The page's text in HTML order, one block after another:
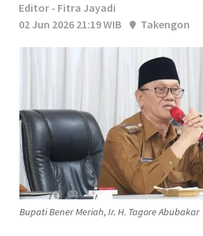
Editor - Fitra Jayadi
02 Jun 2026 21:19 WIB
Takengon
Bupati Bener Meriah, Ir. H. Tagore Abubakar